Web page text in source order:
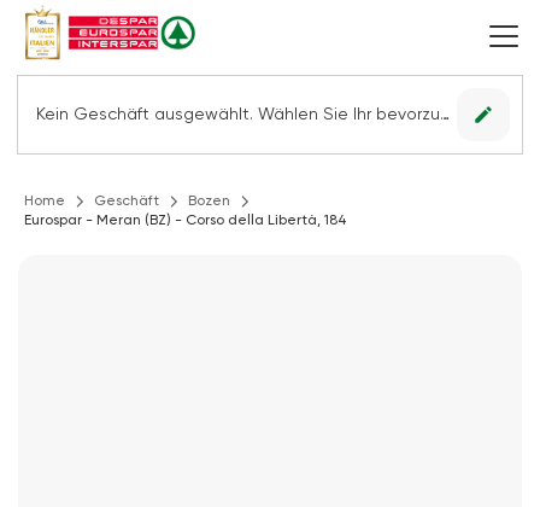
Kein Geschäft ausgewählt. Wählen Sie Ihr bevorzugtes Geschäft, um alle Angebote sehen zu können. edit
Home Geschäft
Bozen
Eurospar - Meran (BZ) - Corso della Libertà, 184